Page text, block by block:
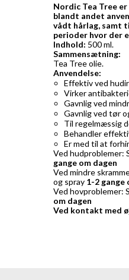
Nordic Tea Tree
blandt andet
vådt hårlag, samt
perioder hvor der
Indhold: 500 ml.
Sammensætning:
Tea Tree olie.
Anvendelse:
Effektiv ved
Virker
Gavnlig ved
Gavnlig ved tør
Til regelmæssig
Behandler
Er med til at
Ved hudproblemer:
gange om dagen
Ved mindre
og spray 1-2 gange
Ved hovproblemer:
om dagen
Ved kontakt med